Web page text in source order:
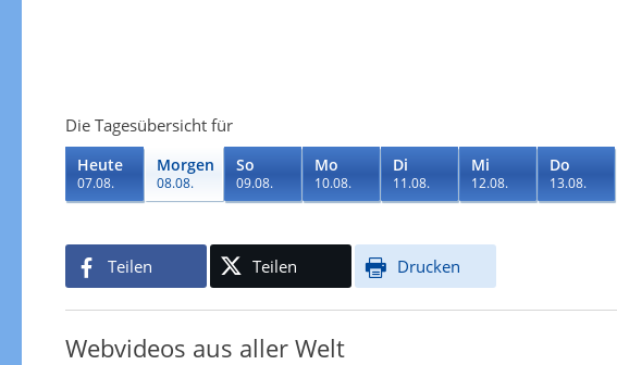
Die Tagesübersicht für
Heute
07.08.
Morgen
08.08.
So
09.08.
Mo
10.08.
Di
11.08.
Mi
12.08.
Do
13.08.
Teilen Teilen Drucken
Webvideos aus aller Welt